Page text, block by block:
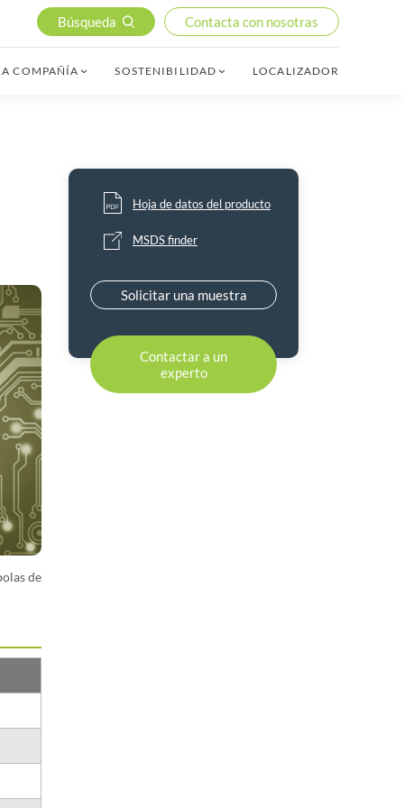
Búsqueda Contacta con nosotras
COMPAÑÍA SOSTENIBILIDAD LOCALIZADOR
de
Hoja de datos del producto
MSDS finder
Solicitar una muestra
Contactar a un
experto